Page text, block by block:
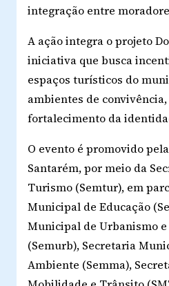
integração entre
A ação integra o projeto
iniciativa que busca
espaços turísticos do
ambientes de
fortalecimento da
O evento é promovido
Santarém, por meio da
Turismo (Semtur), em
Municipal de Educação
Municipal de Urbanismo
(Semurb), Secretaria
Ambiente (Semma),